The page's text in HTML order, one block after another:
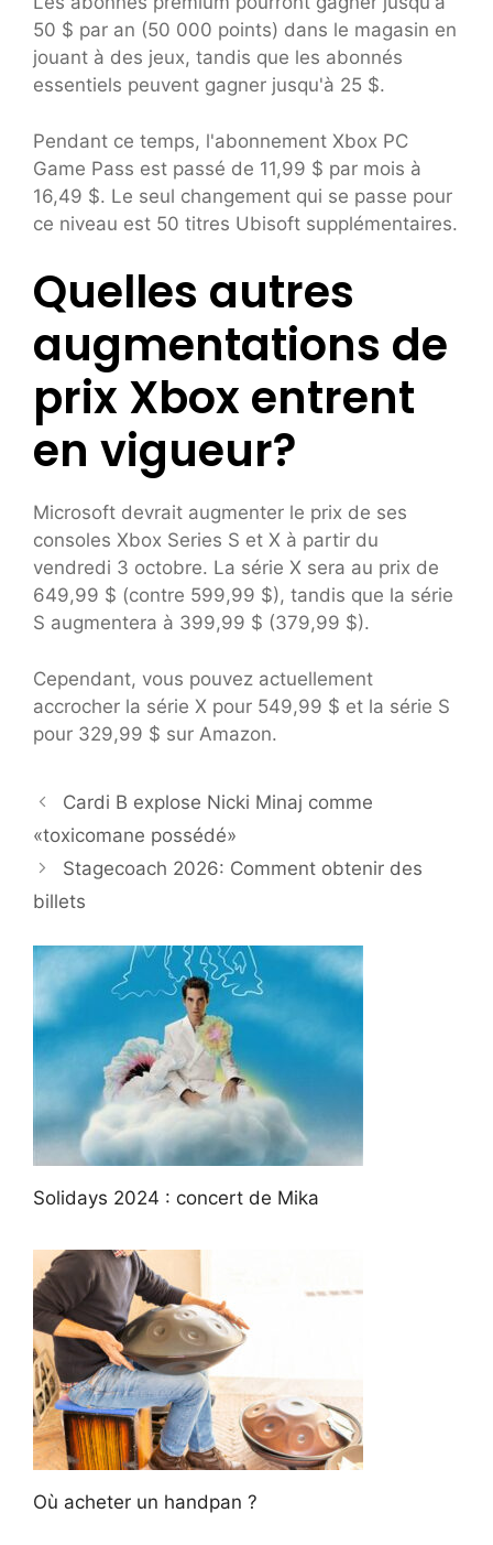
50 $ par an (50 000 points) dans le magasin en
jouant à des jeux, tandis que les abonnés
essentiels peuvent gagner jusqu'à 25 $.
Pendant ce temps, l'abonnement Xbox PC
Game Pass est passé de 11,99 $ par mois à
16,49 $. Le seul changement qui se passe pour
ce niveau est 50 titres Ubisoft supplémentaires.
Quelles autres
augmentations de
prix Xbox entrent
en vigueur?
Microsoft devrait augmenter le prix de ses
consoles Xbox Series S et X à partir du
vendredi 3 octobre. La série X sera au prix de
649,99 $ (contre 599,99 $), tandis que la série
S augmentera à 399,99 $ (379,99 $).
Cependant, vous pouvez actuellement
accrocher la série X pour 549,99 $ et la série S
pour 329,99 $ sur Amazon.
Cardi B explose Nicki Minaj comme
«toxicomane possédé»
Stagecoach 2026: Comment obtenir des
billets
Solidays 2024 : concert de Mika
Où acheter un handpan ?